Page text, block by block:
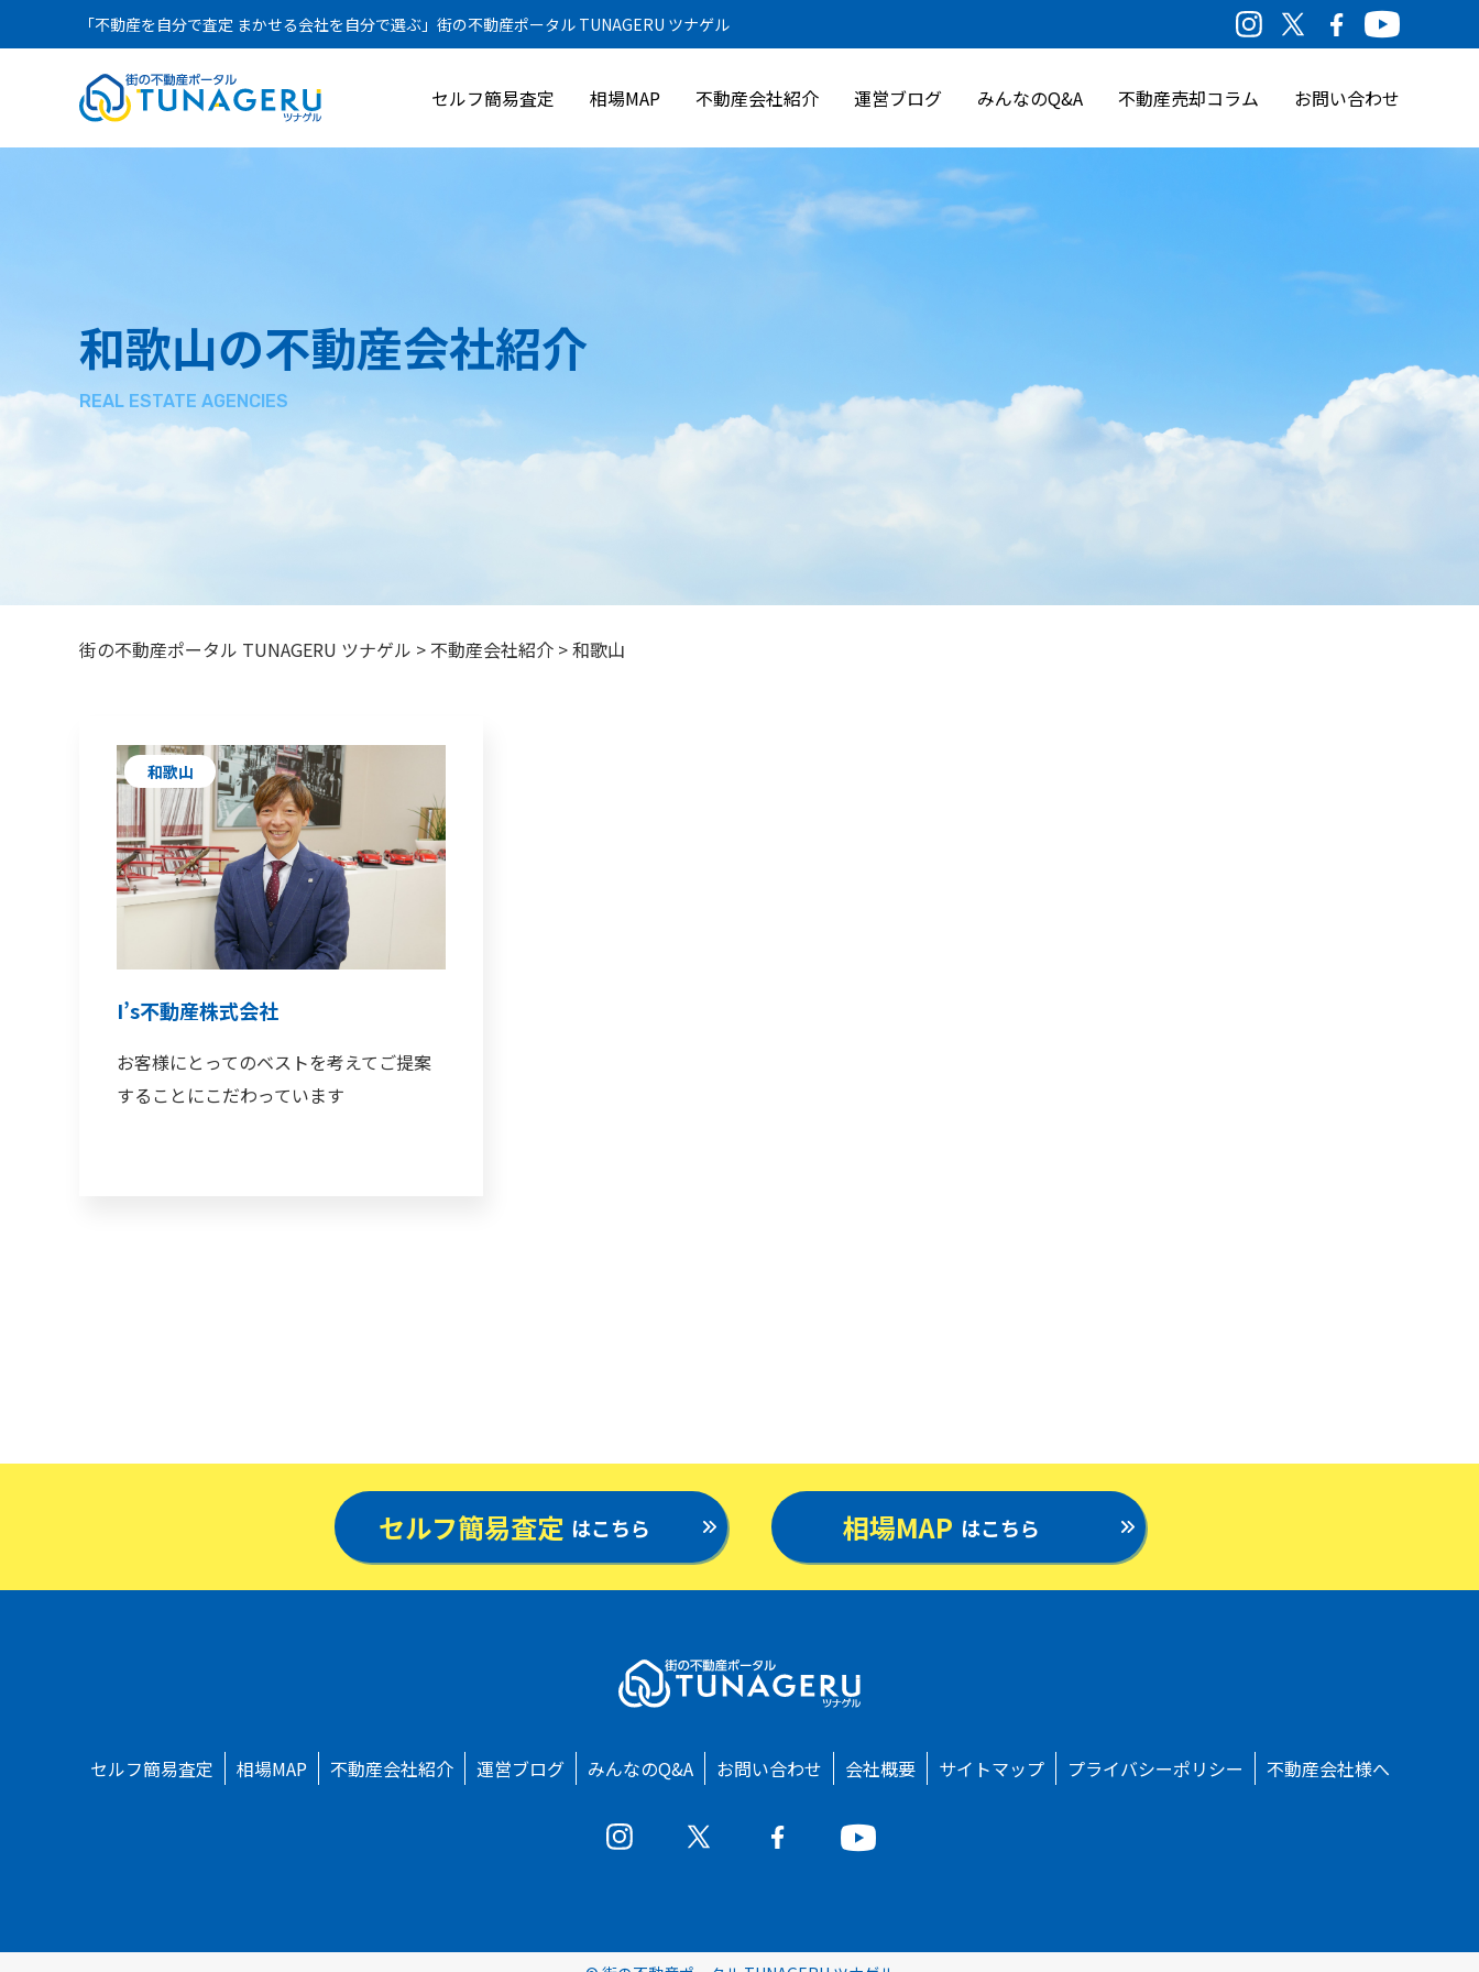
「不動産を自分で査定 まかせる会社を自分で選ぶ」街の不動産ポータル TUNAGERU ツナゲル
セルフ簡易査定 相場MAP 不動産会社紹介 運営ブログ みんなのQ&A 不動産売却コラム お問い合わせ
サイトマップ
セルフ簡易査定 はこちら 相場MAP はこちら
和歌山の不動産会社紹介
REAL ESTATE AGENCIES
街の不動産ポータル TUNAGERU ツナゲル > 不動産会社紹介 >和歌山
和歌山
I’s不動産株式会社
お客様にとってのベストを考えてご提案
することにこだわっています
セルフ簡易査定 相場MAP 不動産会社紹介 運営ブログ みんなのQ&A お問い合わせ 会社概要 サイトマップ プライバシーポリシー 不動産会社様へ